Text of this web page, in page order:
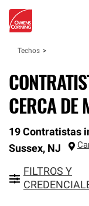
Techos
CERCA DE
19 Contratistas
Sussex, NJ
FILTROS Y